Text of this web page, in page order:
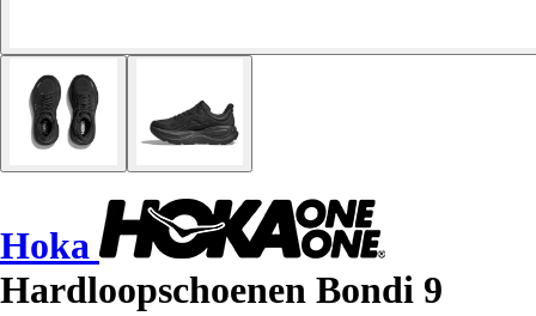
Hoka
Hardloopschoenen Bondi 9